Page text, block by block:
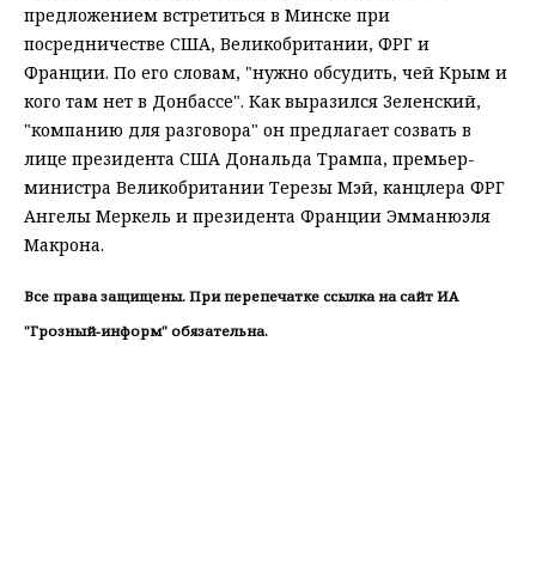
предложением встретиться в Минске при
посредничестве США, Великобритании, ФРГ и
Франции. По его словам, "нужно обсудить, чей Крым и
кого там нет в Донбассе". Как выразился Зеленский,
"компанию для разговора" он предлагает созвать в
лице президента США Дональда Трампа, премьер-
министра Великобритании Терезы Мэй, канцлера ФРГ
Ангелы Меркель и президента Франции Эмманюэля
Макрона.
Все права защищены. При перепечатке ссылка на сайт ИА
"Грозный-информ" обязательна.